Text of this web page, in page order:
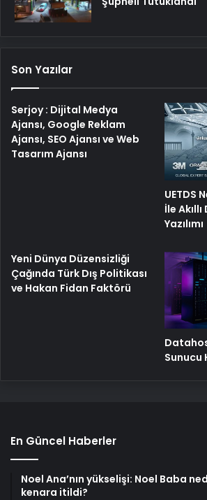
Son Yazılar
Serjoy : Dijital Medya
Ajansı, Google Reklam
Ajansı, SEO Ajansı ve Web
Tasarım Ajansı
UETDS
İle
Yazılımı
Yeni Dünya Düzensizliği
Çağında Türk Dış Politikası
ve Hakan Fidan Faktörü
Sunucu
En Güncel Haberler
Noel Ana’nın yükselişi: Noel Baba
kenara itildi?